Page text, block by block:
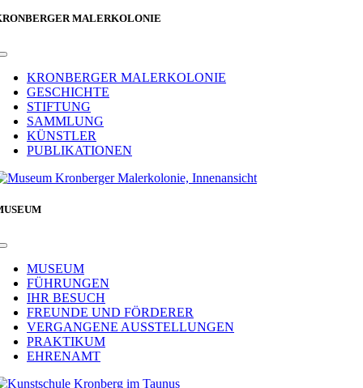
MALERKOLONIE
Toggle
NavigationKRONBERGER MALERKOLONIE
GESCHICHTE
STIFTUNG
SAMMLUNG
KÜNSTLER
PUBLIKATIONEN
Toggle
NavigationMUSEUM
FÜHRUNGEN
IHR BESUCH
FREUNDE UND FÖRDERER
VERGANGENE AUSSTELLUNGEN
PRAKTIKUM
EHRENAMT